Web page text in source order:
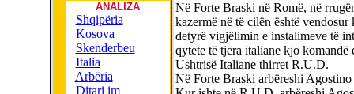
ANALIZA
Shqipëria
Kosova
Skenderbeu
Italia
Arbëria
Ditari im
Në Forte Braski në Romë, në
kazermë në të cilën është
detyrë vigjëlimin e instalimeve të
qytete të tjera italiane kjo komandë
Ushtrisë Italiane thirret R.U.D.
Në Forte Braski arbëreshi